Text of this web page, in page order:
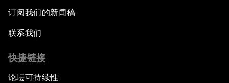
订阅我们的新闻稿
联系我们
快捷链接
论坛可持续性